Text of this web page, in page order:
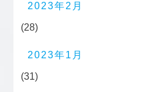
2023年2月
(28)
2023年1月
(31)